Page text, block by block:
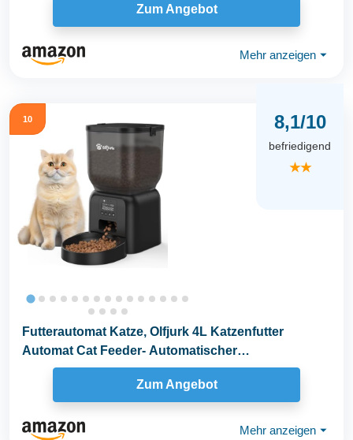
Zum Angebot
Mehr anzeigen ⏷
10 8,1/10
befriedigend
★★
Futterautomat Katze, Olfjurk 4L Katzenfutter
Automat Cat Feeder- Automatischer
Futterspender...
Zum Angebot
Mehr anzeigen ⏷